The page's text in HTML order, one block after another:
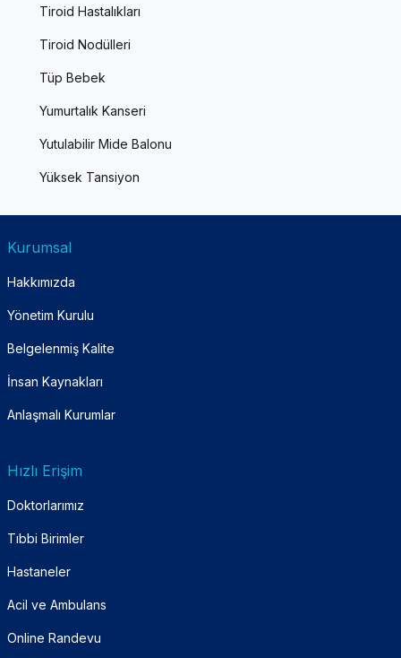
Tiroid Hastalıkları
Tiroid Nodülleri
Tüp Bebek
Yumurtalık Kanseri
Yutulabilir Mide Balonu
Yüksek Tansiyon
Kurumsal
Hakkımızda
Yönetim Kurulu
Belgelenmiş Kalite
İnsan Kaynakları
Anlaşmalı Kurumlar
Hızlı Erişim
Doktorlarımız
Tıbbi Birimler
Hastaneler
Acil ve Ambulans
Online Randevu